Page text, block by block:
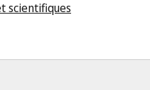
scientifiques